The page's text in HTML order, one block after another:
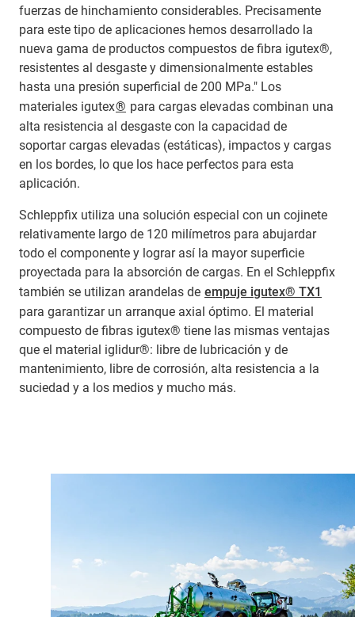
fuerzas de hinchamiento considerables. Precisamente
para este tipo de aplicaciones hemos desarrollado la
nueva gama de productos compuestos de fibra igutex®,
resistentes al desgaste y dimensionalmente estables
hasta una presión superficial de 200 MPa." Los
materiales igutex® para cargas elevadas combinan una
alta resistencia al desgaste con la capacidad de
soportar cargas elevadas (estáticas), impactos y cargas
en los bordes, lo que los hace perfectos para esta
aplicación.
Schleppfix utiliza una solución especial con un cojinete
relativamente largo de 120 milímetros para abujardar
todo el componente y lograr así la mayor superficie
proyectada para la absorción de cargas. En el Schleppfix
también se utilizan arandelas de empuje igutex® TX1
para garantizar un arranque axial óptimo. El material
compuesto de fibras igutex® tiene las mismas ventajas
que el material iglidur®: libre de lubricación y de
mantenimiento, libre de corrosión, alta resistencia a la
suciedad y a los medios y mucho más.